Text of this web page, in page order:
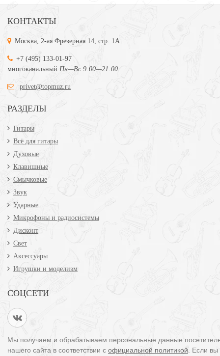
КОНТАКТЫ
Москва, 2-ая Фрезерная 14, стр. 1А
+7 (495) 133-01-97
многоканальный Пн—Вс 9:00—21:00
privet@topmuz.ru
РАЗДЕЛЫ
Гитары
Всё для гитары
Духовые
Клавишные
Смычковые
Звук
Ударные
Микрофоны и радиосистемы
Дисконт
Свет
Аксессуары
Игрушки и моделизм
СОЦСЕТИ
Мы получаем и обрабатываем персональные данные
нашего сайта в соответствии с официальной политикой . Если